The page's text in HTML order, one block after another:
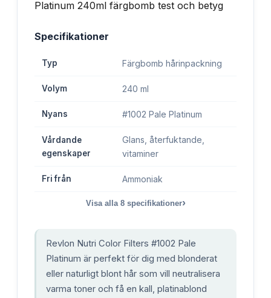
Specifikationer
Typ Färgbomb hårinpackning
Volym 240 ml
Nyans #1002 Pale Platinum
Vårdande
egenskaper
Glans, återfuktande,
vitaminer
Fri från Ammoniak
Visa alla 8specifikationer›
Revlon Nutri Color Filters #1002 Pale
Platinum är perfekt för dig med blonderat
eller naturligt blont hår som vill neutralisera
varma toner och få en kall, platinablond